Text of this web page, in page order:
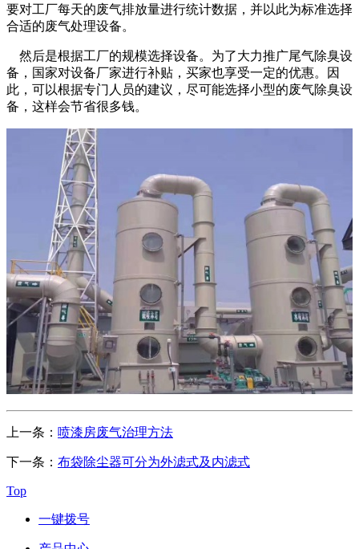
要对工厂每天的废气排放量进行统计数据，并以此为标准选择
合适的废气处理设备。
然后是根据工厂的规模选择设备。为了大力推广尾气除臭设
备，国家对设备厂家进行补贴，买家也享受一定的优惠。因
此，可以根据专门人员的建议，尽可能选择小型的废气除臭设
备，这样会节省很多钱。
上一条： 喷漆房废气治理方法
下一条： 布袋除尘器可分为外滤式及内滤式
Top
一键拨号